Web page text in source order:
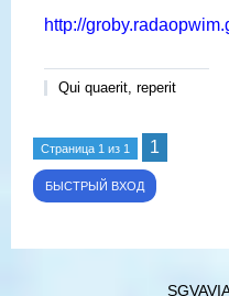
http://
Qui quaerit, reperit
Страница 1 из 1 1